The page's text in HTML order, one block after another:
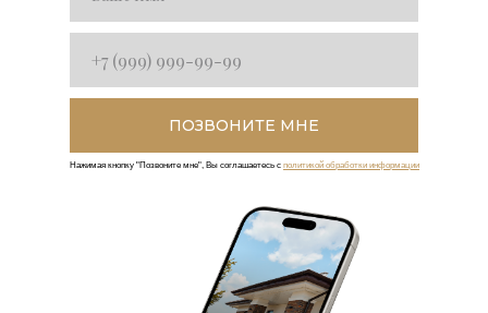
ПОЗВОНИТЕ МНЕ
Нажимая кнопку "Позвоните мне", Вы соглашаетесь с политикой обработки информации